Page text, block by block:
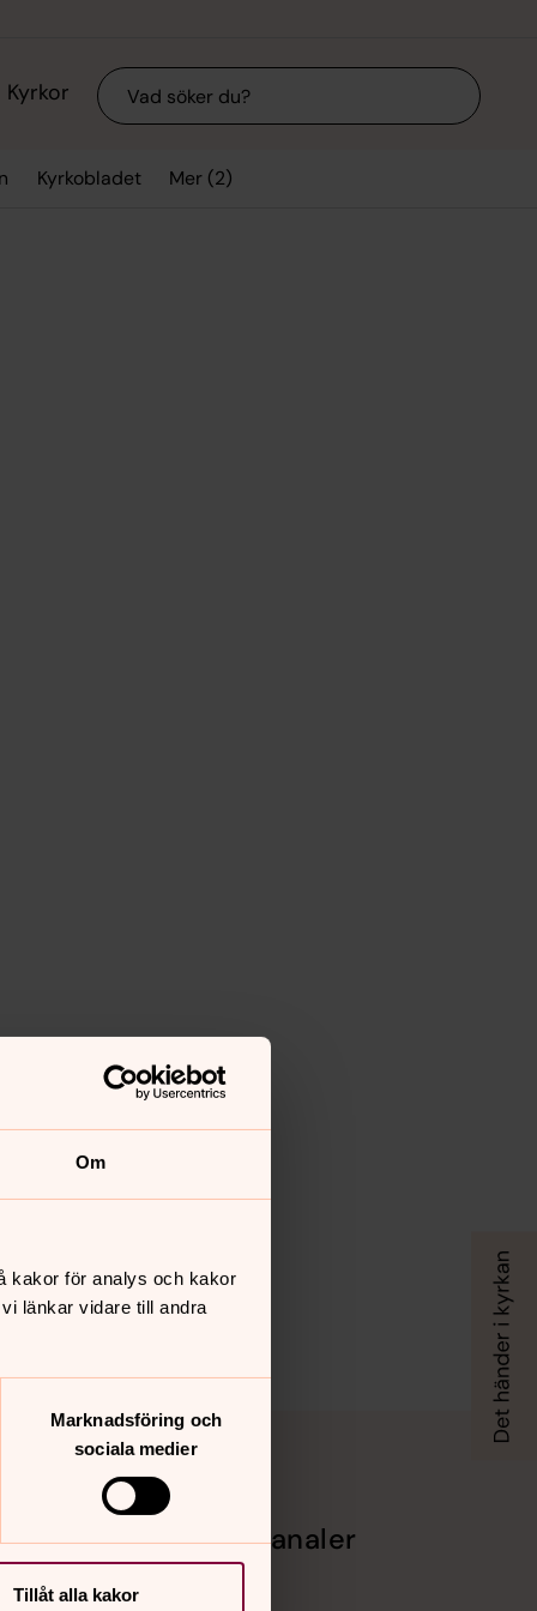
Om
kakor för analys och kakor
länkar vidare till andra
Marknadsföring och
sociala medier
Tillåt alla kakor
Kyrkor Sök
Kyrkobladet Mer (2)
Sociala kanaler